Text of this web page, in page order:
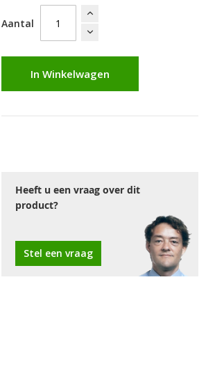
Aantal
In Winkelwagen
Heeft u een vraag over dit
product?
Stel een vraag